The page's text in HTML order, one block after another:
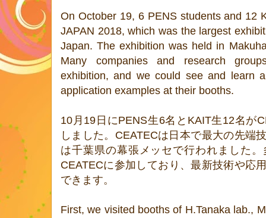
On October 19, 6 PENS students and 12
JAPAN 2018, which was the largest
Japan. The exhibition was held in
Many companies and research
exhibition, and we could see and learn
application examples at their booths.
10月19日にPENS生6名とKAIT生12名が
しました。CEATECは日本で最大の先端
は千葉県の幕張メッセで行われました。
CEATECに参加しており、最新技術や応
できます。
First, we visited booths of H.Tanaka lab.,